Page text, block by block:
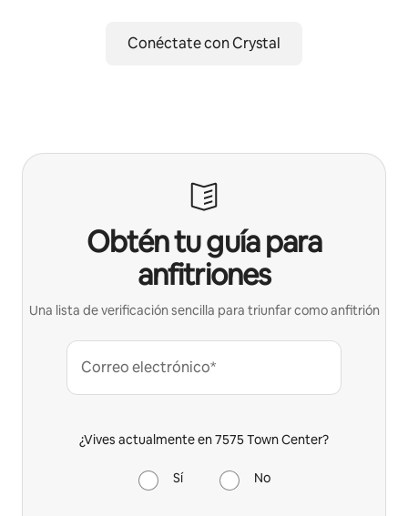
Conéctate con Crystal
Obtén tu guía para
anfitriones
Una lista de verificación sencilla para triunfar como anfitrión
Correo electrónico*
¿Vives actualmente en 7575 Town Center?
Sí No